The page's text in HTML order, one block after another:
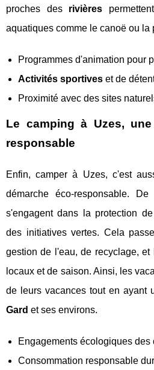
proches des rivières
aquatiques comme le canoë ou la
Programmes d'animation pour
Activités sportives et de
Proximité avec des sites
Le camping à Uzes,
responsable
Enfin, camper à Uzes, c'est
démarche éco-responsable. De
s'engagent dans la protection
des initiatives vertes. Cela
gestion de l'eau, de recyclage,
locaux et de saison. Ainsi, les
de leurs vacances tout en ayant
Gard et ses environs.
Engagements écologiques des
Consommation responsable